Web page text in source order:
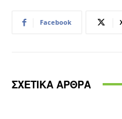
Facebook
ΣΧΕΤΙΚΑ ΑΡΘΡΑ